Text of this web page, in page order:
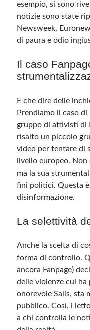
esempio, si sono
notizie sono state
Newsweek,
di paura e odio
Il caso
E che dire delle
Prendiamo il caso di
gruppo di attivisti di
risalto un piccolo
video per tentare di
livello europeo. Non
ma la sua
fini politici. Questa
disinformazione.
La selettività
Anche la scelta di
forma di controllo.
ancora Fanpage)
delle violenze cui ha
onorevole Salis, sta
pubblico. Così, i
a chi controlla le